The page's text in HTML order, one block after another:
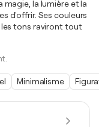
la lumière et la
d'offrir. Ses couleurs
tons raviront tout
Minimalisme